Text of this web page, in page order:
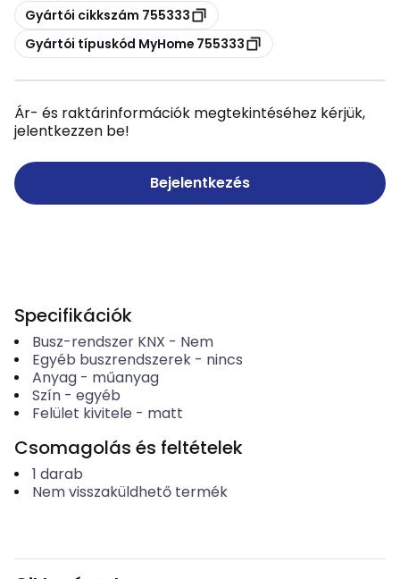
Másolás
Gyártói cikkszám 755333
Másolás
Gyártói típuskód MyHome 755333
Ár- és raktárinformációk megtekintéséhez kérjük,
jelentkezzen be!
Bejelentkezés
Specifikációk
Busz-rendszer KNX - Nem
Egyéb buszrendszerek- nincs
Anyag- műanyag
Szín- egyéb
Felület kivitele - matt
Csomagolás és feltételek
1 darab
Nem visszaküldhető termék